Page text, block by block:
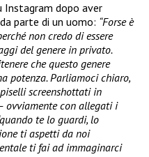
Instagram dopo aver
parte di un uomo: “Forse è
non credo di essere
del genere in privato.
che questo genere
potenza. Parliamoci chiaro,
screenshottati in
ovviamente con allegati i
te lo guardi, lo
ti aspetti da noi
ti fai ad immaginarci